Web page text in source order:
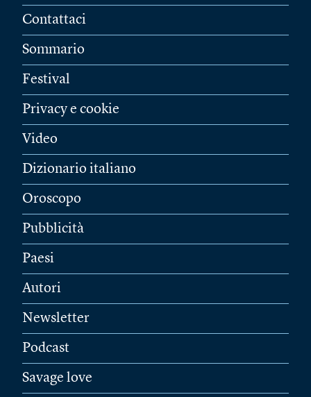
Contattaci
Sommario
Festival
Privacy e cookie
Video
Dizionario italiano
Oroscopo
Pubblicità
Paesi
Autori
Newsletter
Podcast
Savage love